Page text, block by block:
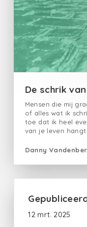
De schrik
Mensen die mij
of alles wat ik
toe dat ik heel
van je leven
verheven of
wereld om je
denkt. Tot zover
afwisselend en
fijn en even later
Danny
12 mrt. 2025